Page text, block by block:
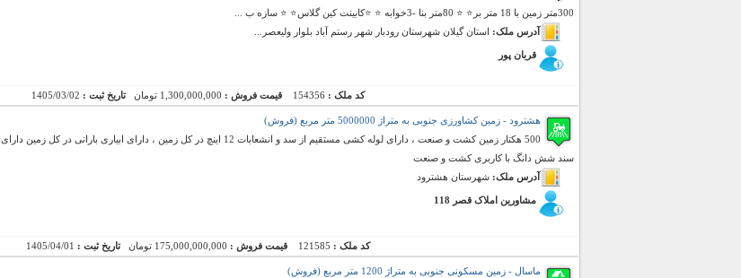
300متر زمین با 18 متر بر⭐ ⭐ 80متر بنا -3خوابه ⭐ ⭐کابینت کین گلاس⭐ ⭐ سازه ب ...
آدرس ملک: استان گیلان شهرستان رودبار شهر رستم آباد بلوار ولیعصر...
قربان پور
کد ملک : 154356 قیمت فروش : 1,300,000,000 تومان تاریخ ثبت : 1405/03/02
هشترود - زمین کشاورزی جنوبی به متراژ 5000000 متر مربع (فروش)
500 هکتار زمین کشت و صنعت ، دارای لوله کشی مستقیم از سد و انشعابات 12 اینچ در کل زمین ، دارای ابیاری بارانی در کل زمین دارای
سند شش دانگ با کاربری کشت و صنعت
آدرس ملک: شهرستان هشترود
مشاورین املاک قصر 118
کد ملک : 121585 قیمت فروش : 175,000,000,000 تومان تاریخ ثبت : 1405/04/01
ماسال - زمین مسکونی جنوبی به متراژ 1200 متر مربع (فروش)